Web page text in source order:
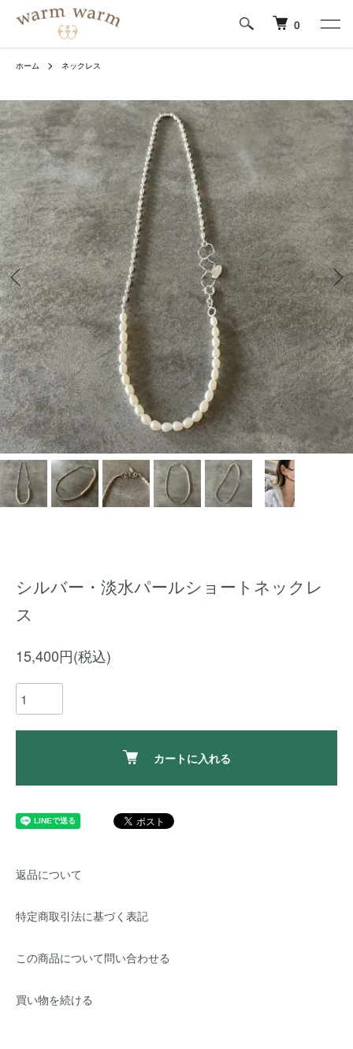
0
ホーム ネックレス
シルバー・淡水パールショートネックレ
ス
15,400円(税込)
カートに入れる
返品について
特定商取引法に基づく表記
この商品について問い合わせる
買い物を続ける